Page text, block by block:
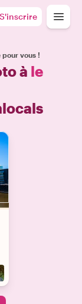
S'inscrire
vous !
à le